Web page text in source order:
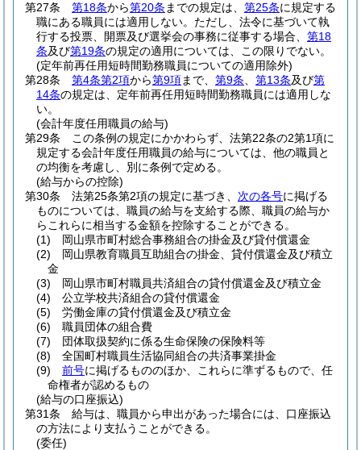
第27条
第18条から第20条 までの規定は、 第25条に規定する
職にある職員には適用しない。 ただし、法令に基づいて執
行する投票、開票及び選挙会の事務に従事する場合、 第18
条及び第19条の規定の適用については、この限りでない。
(定年前再任用短時間勤務職員についての適用除外)
第28条
第4条第2項から第9項まで、 第9条 第13条及び第
14条の規定は、定年前再任用短時間勤務職員には適用しな
い。
(会計年度任用職員の給与)
第29条
この条例の規定にかかわらず、法第22条の2第1項に
規定する会計年度任用職員の給与については、他の職員と
の均衡を考慮し、別に条例で定める。
(給与からの控除)
第30条
法第25条第2項の規定に基づき、 次の各号に掲げる
ものについては、職員の給与を支給する際、職員の給与か
らこれらに相当する金額を控除することができる。
(1)
岡山県市町村総合事務組合の掛金及び貸付償還金
(2)
岡山県教育職員互助組合の掛金、貸付償還金及び積立
金
(3)
岡山県市町村職員共済組合の貸付償還金及び積立金
(4)
公立学校共済組合の貸付償還金
(5)
労働金庫の貸付償還金及び積立金
(6)
職員団体の組合費
(7)
団体取扱契約に係る生命保険の保険料等
(8)
全国町村職員生活協同組合の共済事業掛金
(9)
前号に掲げるもののほか、これらに準ずるもので、任
命権者が認めるもの
(給与の口座振込)
第31条
給与は、職員から申出があった場合には、口座振込
の方法により支払うことができる。
(委任)